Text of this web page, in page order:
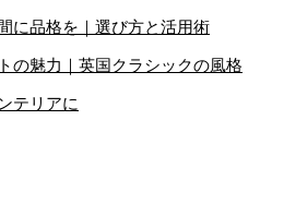
に品格を｜選び方と活用術
の魅力｜英国クラシックの風格
テリアに